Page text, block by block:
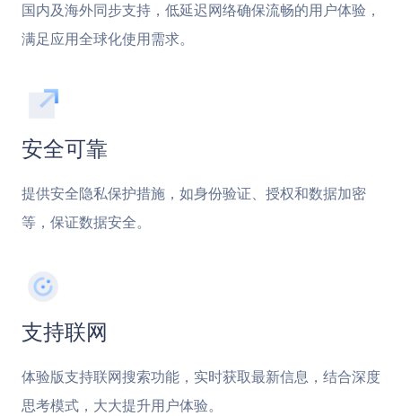
国内及海外同步支持，低延迟网络确保流畅的用户体验，
满足应用全球化使用需求。
安全可靠
提供安全隐私保护措施，如身份验证、授权和数据加密
等，保证数据安全。
支持联网
体验版支持联网搜索功能，实时获取最新信息，结合深度
思考模式，大大提升用户体验。